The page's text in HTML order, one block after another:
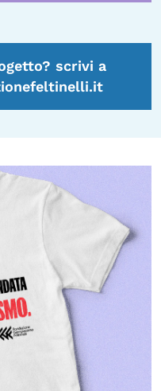
scrivi a